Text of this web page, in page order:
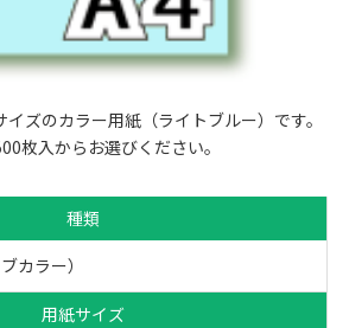
ズのカラー用紙（ライトブルー）です。
枚入からお選びください。
種類
カラー）
用紙サイズ